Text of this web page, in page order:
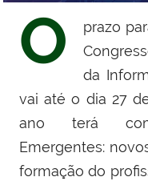
O
prazo
da
vai até o dia 27
ano terá
Emergentes:
formação do